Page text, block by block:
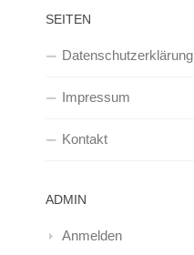
SEITEN
Datenschutzerklärung
Impressum
Kontakt
ADMIN
Anmelden